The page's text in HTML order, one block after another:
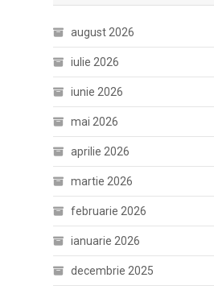
august 2026
iulie 2026
iunie 2026
mai 2026
aprilie 2026
martie 2026
februarie 2026
ianuarie 2026
decembrie 2025